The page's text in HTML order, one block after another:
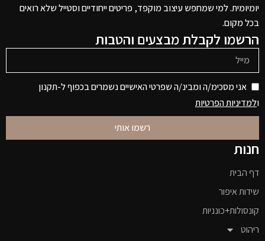
יומיומית. למי שמחפש עיצוב מוקפד, פריטים ייחודיים וסטייל שלא רואים
בכל מקום.
הרשמו לקבלת מבצעים והטבות
אני מסכימ/ה ומבינ/ה שפרטי האישיים נשמרים בכפוף ל-תקנון
ולמדיניות הפרטיות
רשמו אותי
חנות
דף הבית
שידות איפור
קונסולות+כונניות
ריהוט